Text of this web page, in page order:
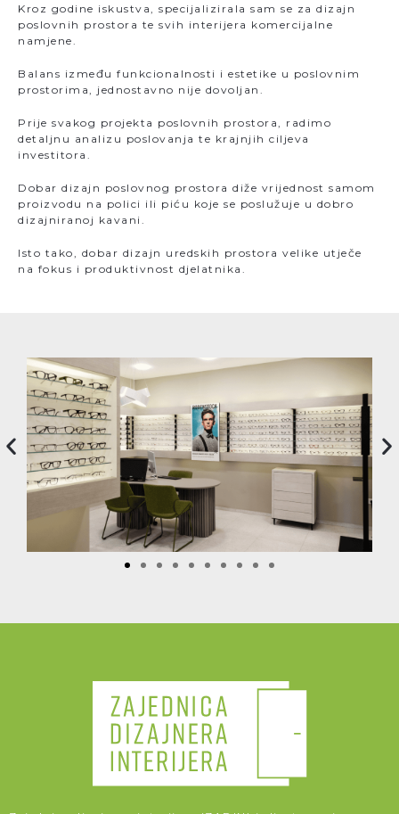
Kroz godine iskustva, specijalizirala sam se za dizajn
poslovnih prostora te svih interijera komercijalne
namjene.
Balans između funkcionalnosti i estetike u poslovnim
prostorima, jednostavno nije dovoljan.
Prije svakog projekta poslovnih prostora, radimo
detaljnu analizu poslovanja te krajnjih ciljeva
investitora.
Dobar dizajn poslovnog prostora diže vrijednost samom
proizvodu na polici ili piću koje se poslužuje u dobro
dizajniranoj kavani.
Isto tako, dobar dizajn uredskih prostora velike utječe
na fokus i produktivnost djelatnika.